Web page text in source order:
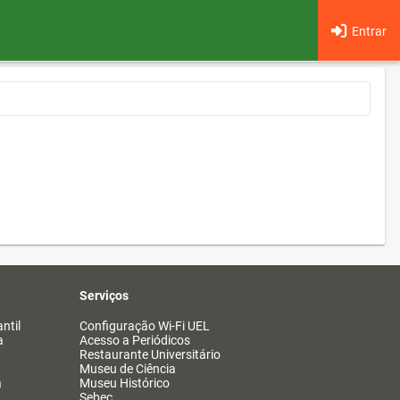
Entrar
Serviços
Configuração Wi-Fi UEL
Acesso a Periódicos
Restaurante Universitário
Museu de Ciência
Museu Histórico